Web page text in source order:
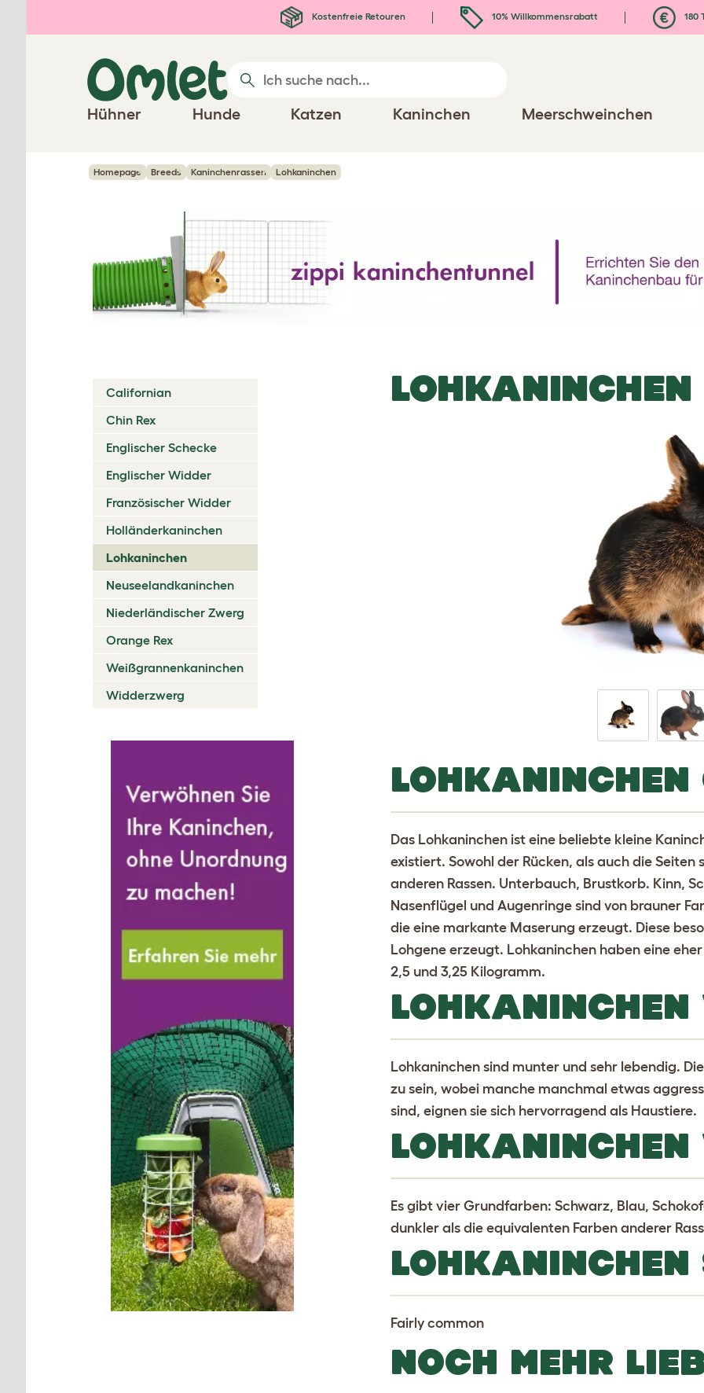
Kostenfreie Retouren 10% Willkommensrabatt 180
Hühner Hunde Katzen Kaninchen Meerschweinchen
Homepage Breeds Kaninchenrassen Lohkaninchen
Californian
Chin Rex
Englischer Schecke
Englischer Widder
Französischer Widder
Holländerkaninchen
Lohkaninchen
Neuseelandkaninchen
Niederländischer Zwerg
Orange Rex
Weißgrannenkaninchen
Widderzwerg
LOHKANINCHEN
LOHKANINCHEN
Das Lohkaninchen ist eine beliebte kleine
existiert. Sowohl der Rücken, als auch die
anderen Rassen. Unterbauch, Brustkorb. Kinn,
Nasenflügel und Augenringe sind von brauner
die eine markante Maserung erzeugt. Diese
Lohgene erzeugt. Lohkaninchen haben eine
2,5 und 3,25 Kilogramm.
LOHKANINCHEN
Lohkaninchen sind munter und sehr lebendig.
zu sein, wobei manche manchmal etwas
sind, eignen sie sich hervorragend als Haustiere.
Es gibt vier Grundfarben: Schwarz, Blau,
dunkler als die equivalenten Farben anderer
LOHKANINCHEN
Fairly common
NOCH MEHR